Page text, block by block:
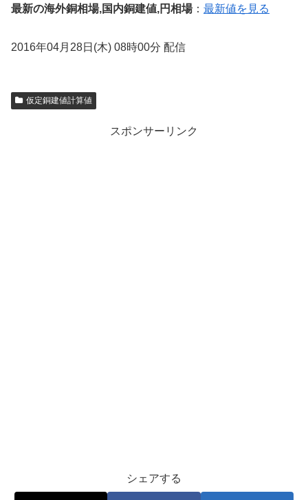
最新の海外銅相場,国内銅建値,円相場： 最新値を見る
2016年04月28日(木) 08時00分 配信
仮定銅建値計算値
スポンサーリンク
シェアする